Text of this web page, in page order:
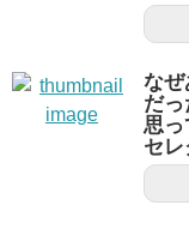
なぜ
だ
思
セレ